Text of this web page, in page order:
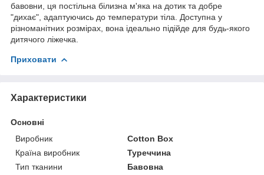
бавовни, ця постільна білизна м'яка на дотик та добре
"дихає", адаптуючись до температури тіла. Доступна у
різноманітних розмірах, вона ідеально підійде для будь-якого
дитячого ліжечка.
Приховати
Характеристики
Основні
Виробник
Cotton Box
Країна виробник
Туреччина
Тип тканини
Бавовна